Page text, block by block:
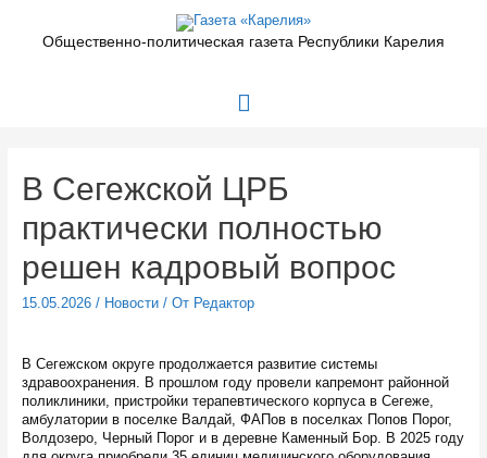
содержимомуОбщественно-политическая газета Республики Карелия
Главное
В Сегежской ЦРБ
практически полностью
решен кадровый вопрос
15.05.2026/ Новости/ От Редактор
В Сегежском округе продолжается развитие системы
здравоохранения. В прошлом году провели капремонт районной
поликлиники, пристройки терапевтического корпуса в Сегеже,
амбулатории в поселке Валдай, ФАПов в поселках Попов Порог,
Волдозеро, Черный Порог и в деревне Каменный Бор. В 2025 году